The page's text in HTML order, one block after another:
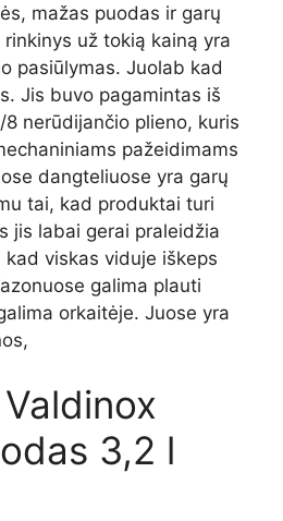
mažas puodas ir garų
už tokią kainą yra
pasiūlymas. Juolab kad
Jis buvo pagamintas iš
nerūdijančio plieno, kuris
pažeidimams
dangteliuose yra garų
tai, kad produktai turi
jis labai gerai praleidžia
viskas viduje iškeps
galima plauti
orkaitėje. Juose yra
3,2 l